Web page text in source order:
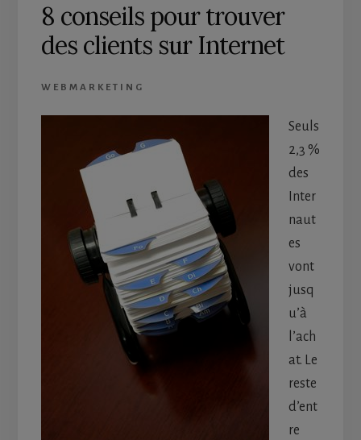
8 conseils pour trouver
des clients sur Internet
WEBMARKETING
Seuls
2,3 %
des
Inter
naut
es
vont
jusq
u’à
l’ach
at. Le
reste
d’ent
re